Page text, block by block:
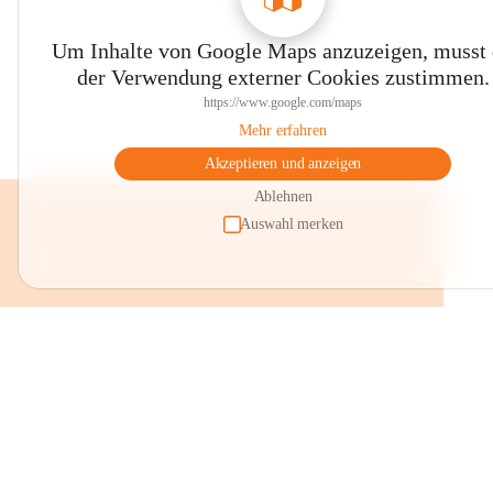
Um Inhalte von Google Maps anzuzeigen, musst
der Verwendung externer Cookies zustimmen.
https://www.google.com/maps
Mehr erfahren
Akzeptieren und anzeigen
Ablehnen
Auswahl merken